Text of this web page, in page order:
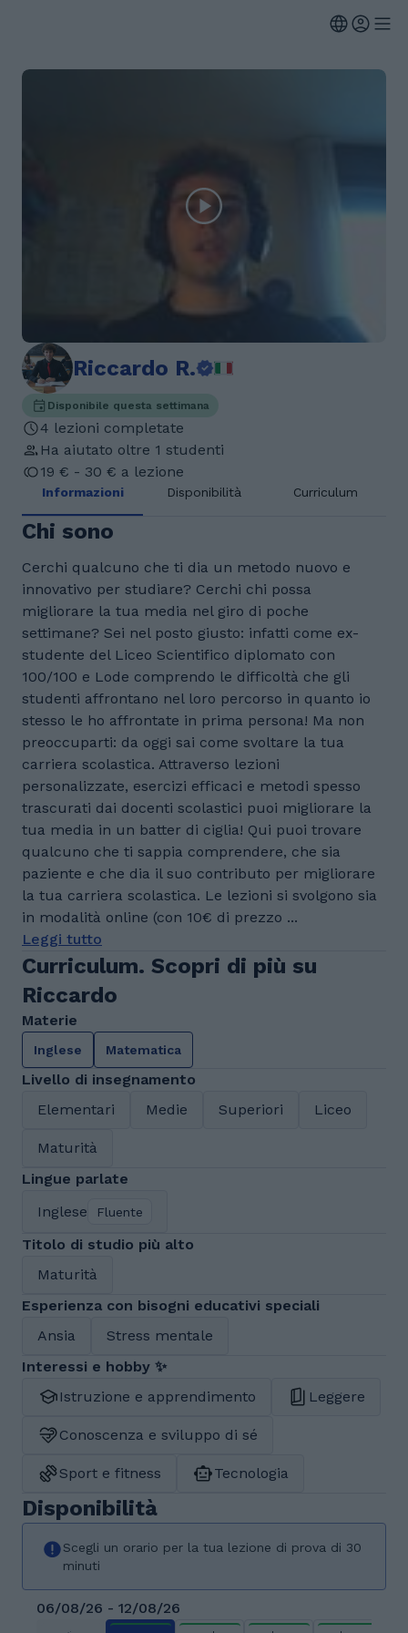
Riccardo R.
Disponibile questa settimana
4 lezioni completate
Ha aiutato oltre 1 studenti
19 € - 30 € a lezione
Informazioni Disponibilità Curriculum
Chi sono
Cerchi qualcuno che ti dia un metodo nuovo e
innovativo per studiare? Cerchi chi possa
migliorare la tua media nel giro di poche
settimane? Sei nel posto giusto: infatti come ex-
studente del Liceo Scientifico diplomato con
100/100 e Lode comprendo le difficoltà che gli
studenti affrontano nel loro percorso in quanto io
stesso le ho affrontate in prima persona! Ma non
preoccuparti: da oggi sai come svoltare la tua
carriera scolastica. Attraverso lezioni
personalizzate, esercizi efficaci e metodi spesso
trascurati dai docenti scolastici puoi migliorare la
tua media in un batter di ciglia! Qui puoi trovare
qualcuno che ti sappia comprendere, che sia
paziente e che dia il suo contributo per migliorare
la tua carriera scolastica. Le lezioni si svolgono sia
in modalità online (con 10€ di prezzo ...
Leggi tutto
Curriculum. Scopri di più su
Riccardo
Materie
Inglese Matematica
Livello di insegnamento
Elementari
Medie Superiori Liceo
Maturità
Lingue parlate
Inglese
Fluente
Titolo di studio più alto
Maturità
Esperienza con bisogni educativi speciali
Ansia
Stress mentale
Interessi e hobby ✨
Istruzione e apprendimento
Leggere
Conoscenza e sviluppo di sé
Sport e fitness Tecnologia
Disponibilità
Scegli un orario per la tua lezione di prova di 30
minuti
06/08/26 - 12/08/26